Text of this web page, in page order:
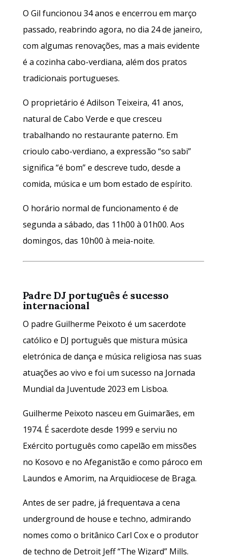
O Gil funcionou 34 anos e encerrou em março
passado, reabrindo agora, no dia 24 de janeiro,
com algumas renovações, mas a mais evidente
é a cozinha cabo-verdiana, além dos pratos
tradicionais portugueses.
O proprietário é Adilson Teixeira, 41 anos,
natural de Cabo Verde e que cresceu
trabalhando no restaurante paterno. Em
crioulo cabo-verdiano, a expressão “so sabi”
significa “é bom” e descreve tudo, desde a
comida, música e um bom estado de espírito.
O horário normal de funcionamento é de
segunda a sábado, das 11h00 à 01h00. Aos
domingos, das 10h00 à meia-noite.
Padre DJ português é sucesso
internacional
O padre Guilherme Peixoto é um sacerdote
católico e DJ português que mistura música
eletrónica de dança e música religiosa nas suas
atuações ao vivo e foi um sucesso na Jornada
Mundial da Juventude 2023 em Lisboa.
Guilherme Peixoto nasceu em Guimarães, em
1974. É sacerdote desde 1999 e serviu no
Exército português como capelão em missões
no Kosovo e no Afeganistão e como pároco em
Laundos e Amorim, na Arquidiocese de Braga.
Antes de ser padre, já frequentava a cena
underground de house e techno, admirando
nomes como o britânico Carl Cox e o produtor
de techno de Detroit Jeff “The Wizard” Mills.